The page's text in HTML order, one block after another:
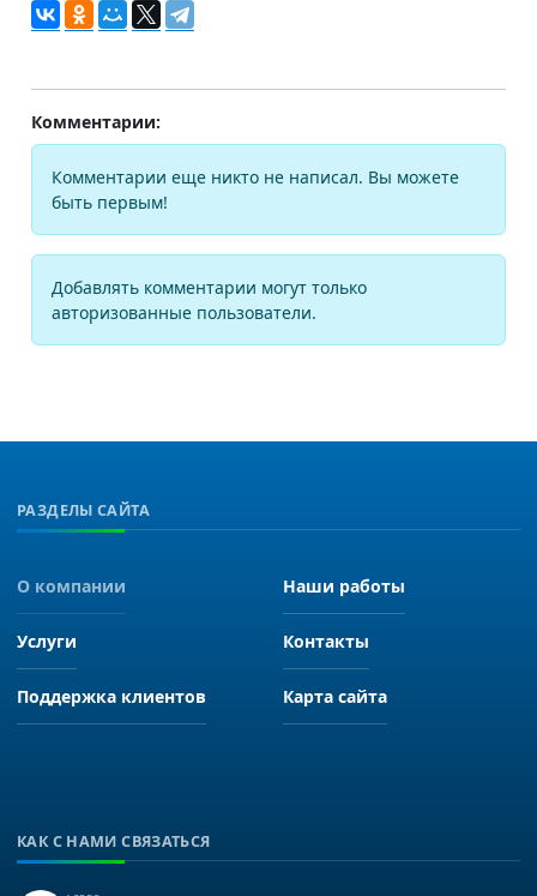
Комментарии:
Комментарии еще никто не написал. Вы можете
быть первым!
Добавлять комментарии могут только
авторизованные пользователи.
РАЗДЕЛЫ САЙТА
О компании Наши работы
Услуги Контакты
Поддержка клиентов Карта сайта
КАК С НАМИ СВЯЗАТЬСЯ